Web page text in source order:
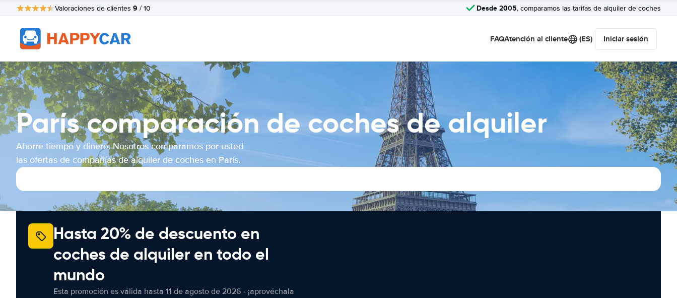
Valoraciones de clientes 9 / 10 Desde 2005, comparamos las tarifas de alquiler de coches
FAQAtención al cliente (ES) Iniciar sesión
París comparación de coches de alquiler
Ahorre tiempo y dinero. Nosotros comparamos por usted
las ofertas de compañías de alquiler de coches en París.
Hasta 20% de descuento en
coches de alquiler en todo el
mundo
Esta promoción es válida hasta 11 de agosto de 2026 - ¡aprovéchala